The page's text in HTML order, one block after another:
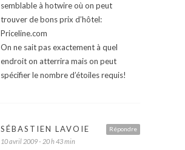
semblable à hotwire où on peut
trouver de bons prix d’hôtel:
Priceline.com
On ne sait pas exactement à quel
endroit on atterrira mais on peut
spécifier le nombre d’étoiles requis!
Répondre
SÉBASTIEN LAVOIE
10 avril 2009 - 20 h 43 min